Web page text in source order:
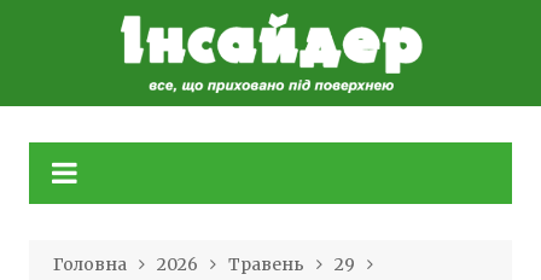
Головна 2026 Травень
29